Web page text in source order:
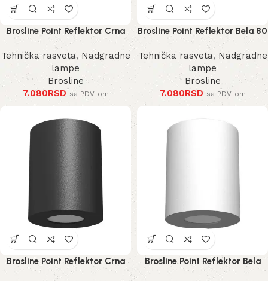
Brosline Point Reflektor Crna
80 mm 100 mm
Tehnička rasveta,Nadgradne
lampe
Brosline
7.080RSD sa PDV-om
Brosline Point Reflektor Bela 80
mm 100 mm
Tehnička rasveta, Nadgradne
lampe
Brosline
7.080RSD sa PDV-om
Brosline Point Reflektor Crna
100 mm
Brosline Point Reflektor Bela
100 mm